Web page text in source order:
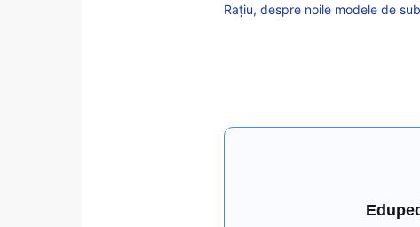
Rațiu, despre noile modele de